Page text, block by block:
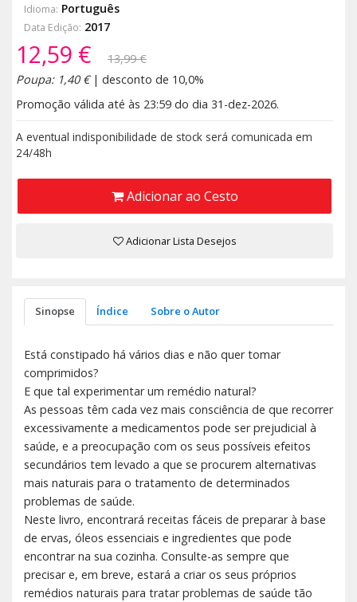
Idioma: Português
Data Edição: 2017
12,59 €
13,99 €
Poupa: 1,40 €| desconto de 10,0%
Promoção válida até às 23:59 do dia 31-dez-2026.
A eventual indisponibilidade de stock será comunicada em
24/48h
Adicionar ao Cesto
Adicionar Lista Desejos
Sinopse Índice Sobre o Autor
Está constipado há vários dias e não quer tomar
comprimidos?
E que tal experimentar um remédio natural?
As pessoas têm cada vez mais consciência de que recorrer
excessivamente a medicamentos pode ser prejudicial à
saúde, e a preocupação com os seus possíveis efeitos
secundários tem levado a que se procurem alternativas
mais naturais para o tratamento de determinados
problemas de saúde.
Neste livro, encontrará receitas fáceis de preparar à base
de ervas, óleos essenciais e ingredientes que pode
encontrar na sua cozinha. Consulte-as sempre que
precisar e, em breve, estará a criar os seus próprios
remédios naturais para tratar problemas de saúde tão